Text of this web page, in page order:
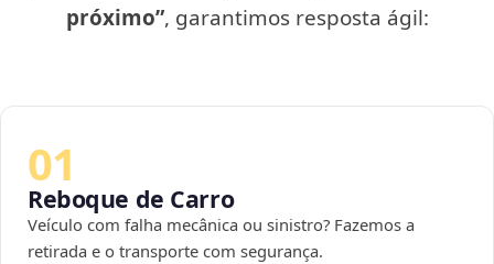
próximo”, garantimos resposta ágil:
01
Reboque de Carro
Veículo com falha mecânica ou sinistro? Fazemos a
retirada e o transporte com segurança.